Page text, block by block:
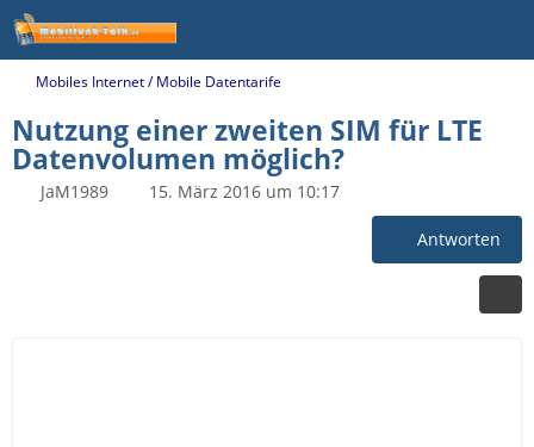
Mobiles Internet / Mobile Datentarife
Nutzung einer zweiten SIM für LTE
Datenvolumen möglich?
JaM1989 15. März 2016 um 10:17
Antworten